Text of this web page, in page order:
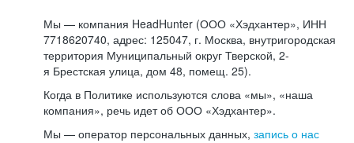
Мы — компания HeadHunter (ООО «Хэдхантер», ИНН
7718620740, адрес: 125047, г. Москва, внутригородская
территория Муниципальный округ Тверской, 2-
я Брестская улица, дом 48, помещ. 25).
Когда в Политике используются слова «мы», «наша
компания», речь идет об ООО «Хэдхантер».
Мы — оператор персональных данных, запись о нас